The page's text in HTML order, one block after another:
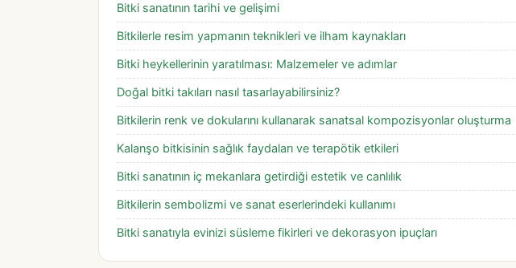
Bitki sanatının tarihi ve gelişimi
Bitkilerle resim yapmanın teknikleri ve ilham kaynakları
Bitki heykellerinin yaratılması: Malzemeler ve adımlar
Doğal bitki takıları nasıl tasarlayabilirsiniz?
Bitkilerin renk ve dokularını kullanarak sanatsal kompozisyonlar oluşturma
Kalanşo bitkisinin sağlık faydaları ve terapötik etkileri
Bitki sanatının iç mekanlara getirdiği estetik ve canlılık
Bitkilerin sembolizmi ve sanat eserlerindeki kullanımı
Bitki sanatıyla evinizi süsleme fikirleri ve dekorasyon ipuçları